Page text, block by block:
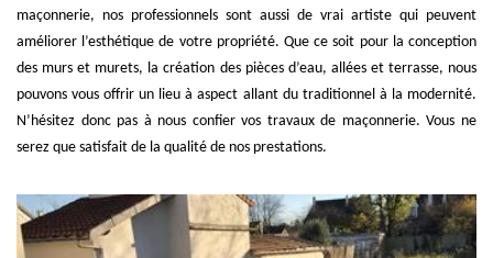
maçonnerie, nos professionnels sont aussi de vrai artiste qui peuvent
améliorer l’esthétique de votre propriété. Que ce soit pour la conception
des murs et murets, la création des pièces d’eau, allées et terrasse, nous
pouvons vous offrir un lieu à aspect allant du traditionnel à la modernité.
N’hésitez donc pas à nous confier vos travaux de maçonnerie. Vous ne
serez que satisfait de la qualité de nos prestations.